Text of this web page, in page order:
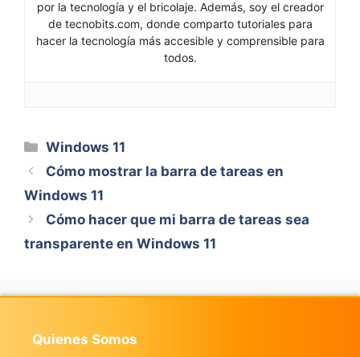
por la tecnología y el bricolaje. Además, soy el creador
de tecnobits.com, donde comparto tutoriales para
hacer la tecnología más accesible y comprensible para
todos.
Categorías
Windows 11
Cómo mostrar la barra de tareas en
Windows 11
Cómo hacer que mi barra de tareas sea
transparente en Windows 11
Quienes Somos